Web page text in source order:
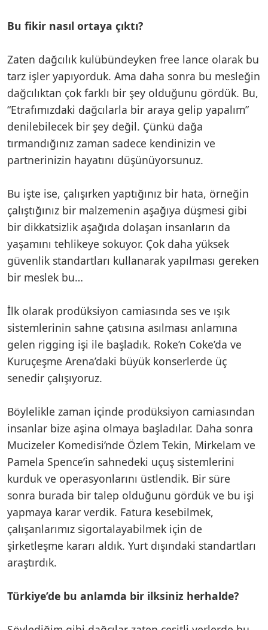
Bu fikir nasıl ortaya çıktı?
Zaten dağcılık kulübündeyken free lance olarak bu
tarz işler yapıyorduk. Ama daha sonra bu mesleğin
dağcılıktan çok farklı bir şey olduğunu gördük. Bu,
“Etrafımızdaki dağcılarla bir araya gelip yapalım”
denilebilecek bir şey değil. Çünkü dağa
tırmandığınız zaman sadece kendinizin ve
partnerinizin hayatını düşünüyorsunuz.
Bu işte ise, çalışırken yaptığınız bir hata, örneğin
çalıştığınız bir malzemenin aşağıya düşmesi gibi
bir dikkatsizlik aşağıda dolaşan insanların da
yaşamını tehlikeye sokuyor. Çok daha yüksek
güvenlik standartları kullanarak yapılması gereken
bir meslek bu…
İlk olarak prodüksiyon camiasında ses ve ışık
sistemlerinin sahne çatısına asılması anlamına
gelen rigging işi ile başladık. Roke’n Coke’da ve
Kuruçeşme Arena’daki büyük konserlerde üç
senedir çalışıyoruz.
Böylelikle zaman içinde prodüksiyon camiasından
insanlar bize aşina olmaya başladılar. Daha sonra
Mucizeler Komedisi’nde Özlem Tekin, Mirkelam ve
Pamela Spence’in sahnedeki uçuş sistemlerini
kurduk ve operasyonlarını üstlendik. Bir süre
sonra burada bir talep olduğunu gördük ve bu işi
yapmaya karar verdik. Fatura kesebilmek,
çalışanlarımız sigortalayabilmek için de
şirketleşme kararı aldık. Yurt dışındaki standartları
araştırdık.
Türkiye’de bu anlamda bir ilksiniz herhalde?